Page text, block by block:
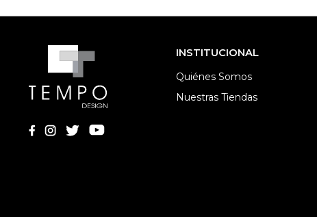
INSTITUCIONAL
Quiénes Somos
Nuestras Tiendas